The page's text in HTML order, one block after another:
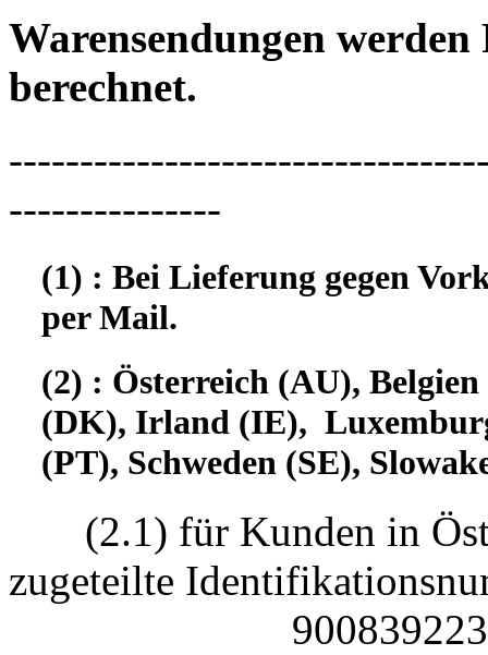
Warensendungen
berechnet.
---------------
(1) : Bei Lieferung gegen
per Mail.
(2) : Österreich (AU),
(DK), Irland (IE),
(PT), Schweden (SE),
(2.1) für Kunden in
zugeteilte